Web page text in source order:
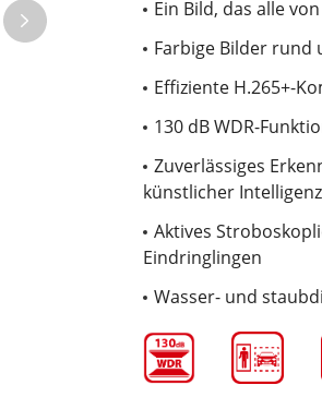
Ein Bild, das alle
Farbige Bilder rund
Effiziente H.265+-
130 dB WDR-
Zuverlässiges
künstlicher Intelligenz
Aktives
Eindringlingen
Wasser- und